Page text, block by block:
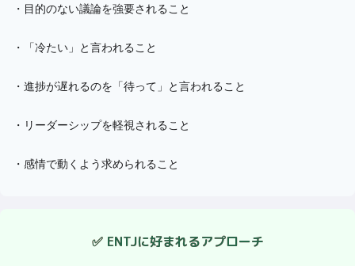
・ 目的のない議論を強要されること
・ 「冷たい」と言われること
・ 進捗が遅れるのを「待って」と言われること
・ リーダーシップを軽視されること
・ 感情で動くよう求められること
✅ ENTJに好まれるアプローチ